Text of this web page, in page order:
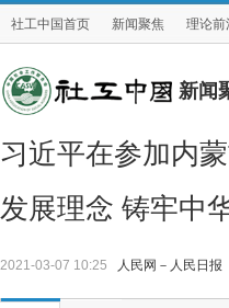
社工中国首页 新闻聚焦 理论前
新闻
习近平在参加内
发展理念 铸牢中
2021-03-07 10:25 人民网－人民日报